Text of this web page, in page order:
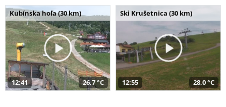
Kubínska hoľa (30 km)
12:41 26,7 °C
Ski Krušetnica (30 km)
12:55 28,0 °C